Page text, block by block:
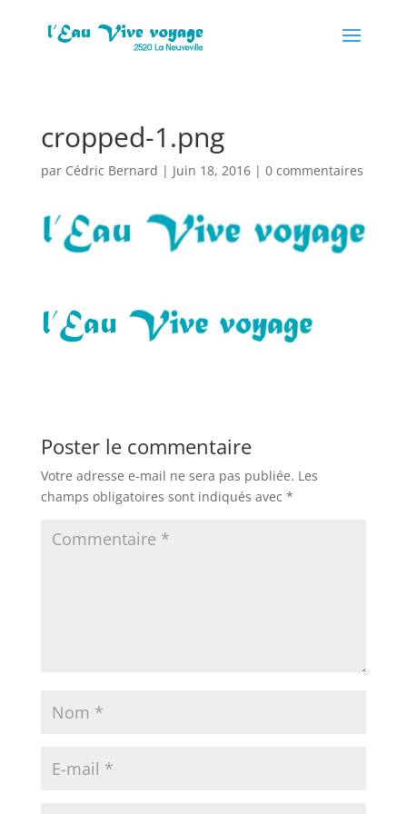
cropped-1.png
par Cédric Bernard | Juin 18, 2016| 0 commentaires
Poster le commentaire
Votre adresse e-mail ne sera pas publiée. Les
champs obligatoires sont indiqués avec *